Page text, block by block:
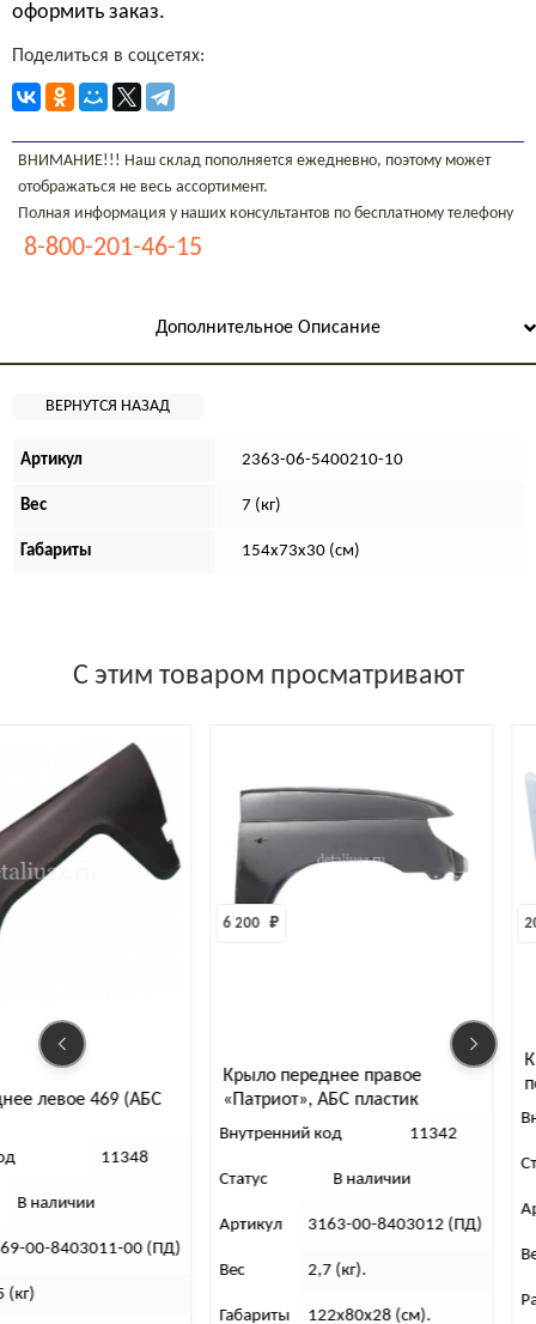
оформить заказ.
Поделиться в соцсетях:
ВНИМАНИЕ!!! Наш склад пополняется ежедневно, поэтому может
отображаться не весь ассортимент.
Полная информация у наших консультантов по бесплатному телефону
8-800-201-46-15
Дополнительное Описание
Артикул 2363-06-5400210-10
Вес 7 (кг)
Габариты 154х73х30 (см)
С этим товаром просматривают
(АБС
11348
00 (ПД)
Крыло переднее правое
«Патриот», АБС пластик
(дорестайлинг)
Внутренний код 11342
В наличии
3163-00-8403012 (ПД)
2,7 (кг).
122х80х28 (см).
Крыло
Внутренний
7